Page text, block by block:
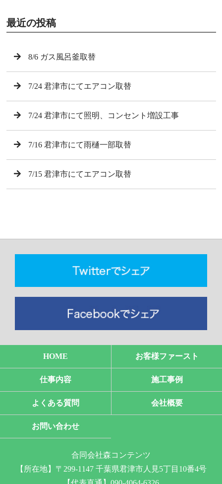
最近の投稿
8/6 ガス風呂釜取替
7/24 君津市にてエアコン取替
7/24 君津市にて照明、コンセント増設工事
7/16 君津市にて雨樋一部取替
7/15 君津市にてエアコン取替
HOME お客様ファースト
仕事内容 施工事例
よくある質問 会社概要
お問い合わせ
合同会社森コンテンツ
【所在地】〒299-1147 千葉県君津市人見5丁目10番4号